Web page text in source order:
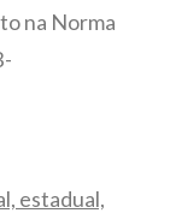
na Norma
estadual,